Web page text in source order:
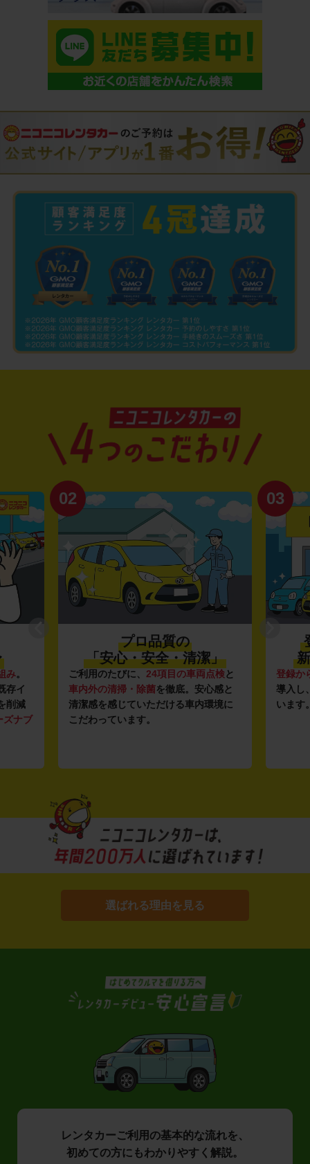
み。
存イ
削減
ズナブ
02
プロ品質の
「安心・安全・清潔」
ご利用のたびに、 24項目の車両点検と
車内外の清掃・除菌を徹底。安心感と
清潔感を感じていただける車内環境に
こだわっています。
03
登録か
導入し
います
選ばれる理由を見る
レンタカーご利用の基本的な流れを、
初めての方にもわかりやすく解説。